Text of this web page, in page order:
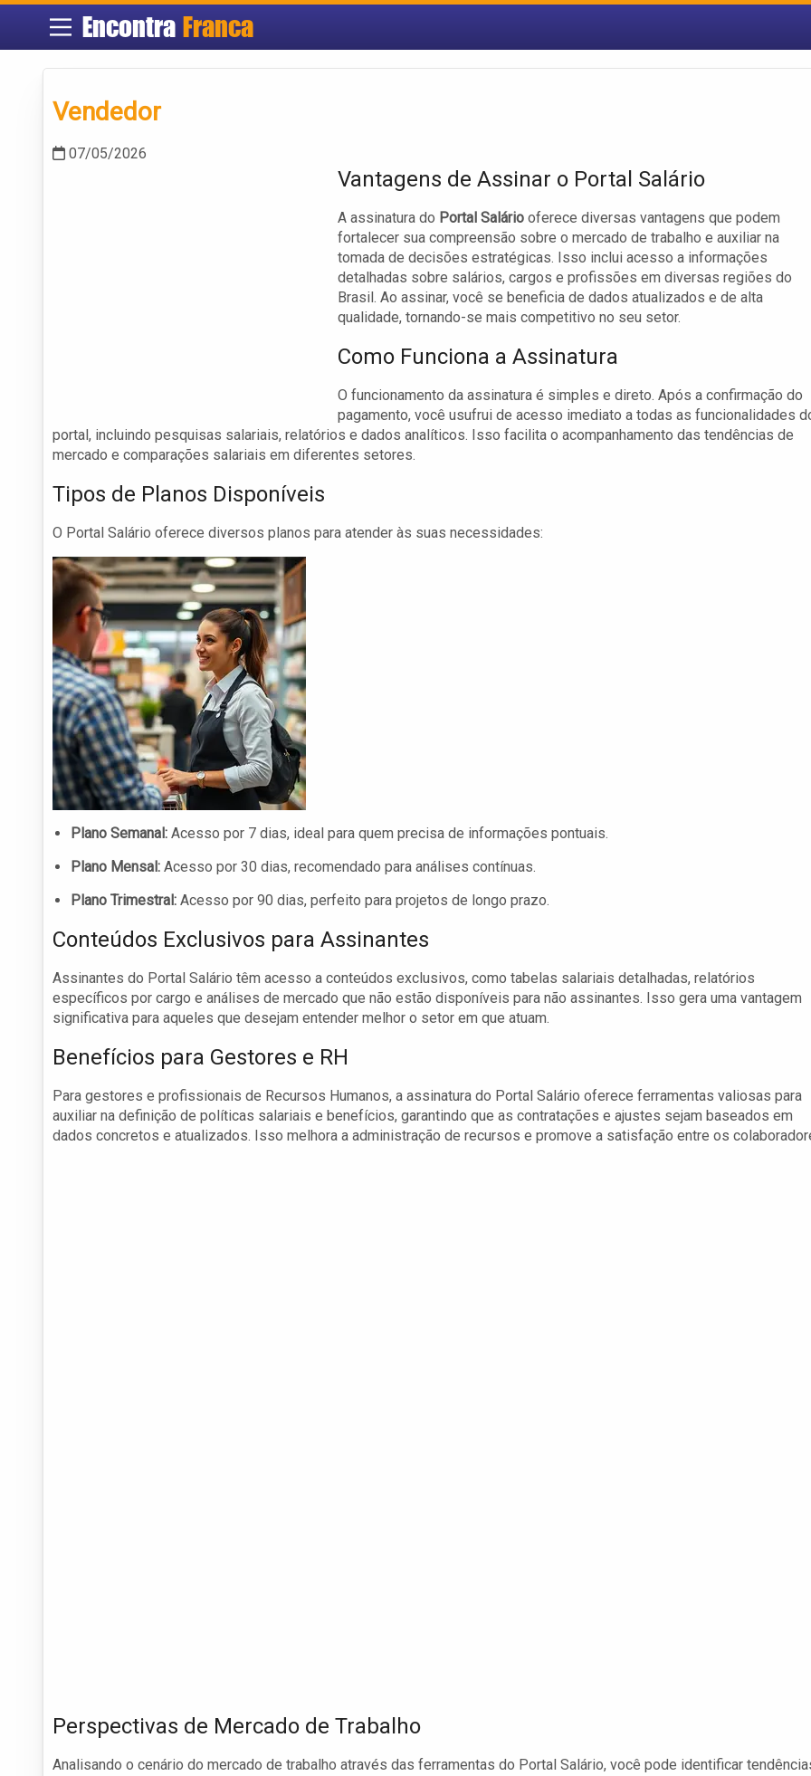
Encontra Franca
Vendedor
07/05/2026
Vantagens de Assinar o Portal Salário
A assinatura do Portal Salário oferece diversas vantagens que podem
fortalecer sua compreensão sobre o mercado de trabalho e auxiliar na
tomada de decisões estratégicas. Isso inclui acesso a informações
detalhadas sobre salários, cargos e profissões em diversas regiões do
Brasil. Ao assinar, você se beneficia de dados atualizados e de alta
qualidade, tornando-se mais competitivo no seu setor.
Como Funciona a Assinatura
O funcionamento da assinatura é simples e direto. Após a confirmação do
pagamento, você usufrui de acesso imediato a todas as funcionalidades
portal, incluindo pesquisas salariais, relatórios e dados analíticos. Isso facilita o acompanhamento das tendências de
mercado e comparações salariais em diferentes setores.
Tipos de Planos Disponíveis
O Portal Salário oferece diversos planos para atender às suas necessidades:
Plano Semanal: Acesso por 7 dias, ideal para quem precisa de informações pontuais.
Plano Mensal: Acesso por 30 dias, recomendado para análises contínuas.
Plano Trimestral: Acesso por 90 dias, perfeito para projetos de longo prazo.
Conteúdos Exclusivos para Assinantes
Assinantes do Portal Salário têm acesso a conteúdos exclusivos, como tabelas salariais detalhadas, relatórios
específicos por cargo e análises de mercado que não estão disponíveis para não assinantes. Isso gera uma vantagem
significativa para aqueles que desejam entender melhor o setor em que atuam.
Benefícios para Gestores e RH
Para gestores e profissionais de Recursos Humanos, a assinatura do Portal Salário oferece ferramentas valiosas para
auxiliar na definição de políticas salariais e benefícios, garantindo que as contratações e ajustes sejam baseados em
dados concretos e atualizados. Isso melhora a administração de recursos e promove a satisfação entre os
Perspectivas de Mercado de Trabalho
Analisando o cenário do mercado de trabalho através das ferramentas do Portal Salário, você pode identificar